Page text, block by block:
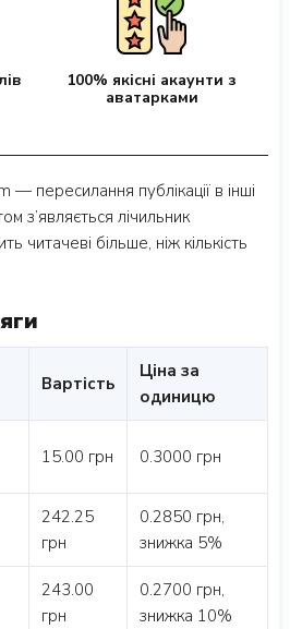
100% якісні акаунти з
аватарками
— пересилання публікації в інші
з’являється лічильник
читачеві більше, ніж кількість
Вартість
Ціна за
одиницю
15.00 грн 0.3000 грн
242.25
грн
0.2850 грн,
знижка 5%
243.00
грн
0.2700 грн,
знижка 10%